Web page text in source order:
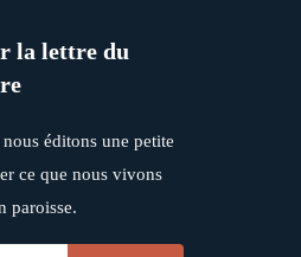
la lettre du
éditons une petite
ce que nous vivons
paroisse.